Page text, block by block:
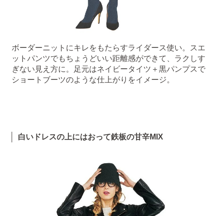
ボーダーニットにキレをもたらすライダース使い。スエ
ットパンツでもちょうどいい距離感ができて、ラクしす
ぎない見え方に。足元はネイビータイツ＋黒パンプスで
ショートブーツのような仕上がりをイメージ。
白いドレスの上にはおって鉄板の甘辛MIX